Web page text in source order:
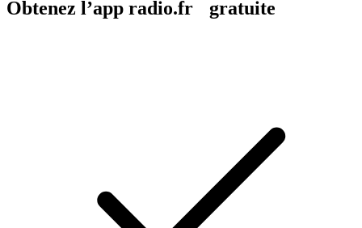
Obtenez l’app radio.fr gratuite